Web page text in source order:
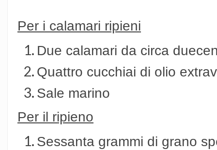
Per i calamari ripieni
Due calamari da circa
Quattro cucchiai di olio
Sale marino
Per il ripieno
Sessanta grammi di grano